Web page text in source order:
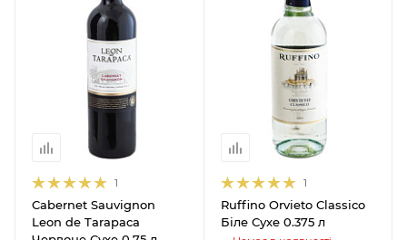
1
Cabernet Sauvignon
Leon de Tarapaca
1
Ruffino Orvieto Classico
Біле Сухе 0.375 л